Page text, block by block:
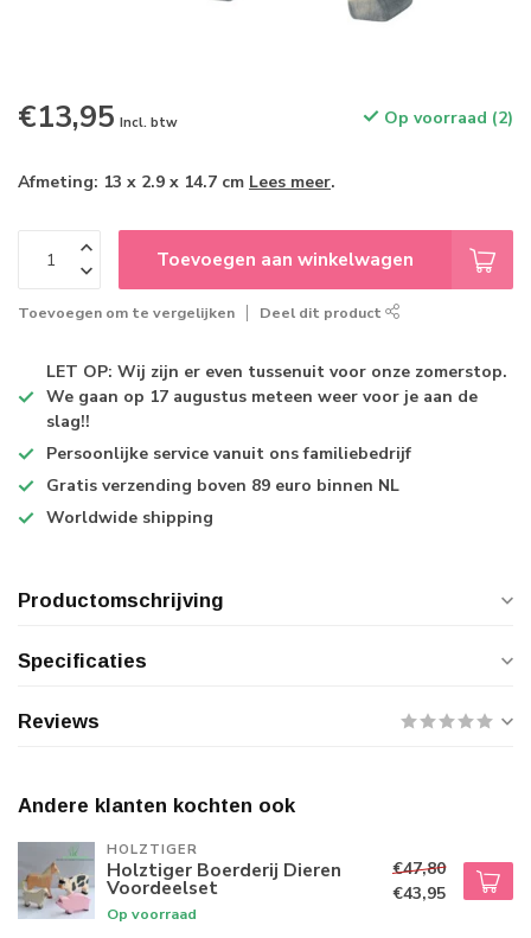
€13,95 Incl. btw Op voorraad (2)
Afmeting: 13 x 2.9 x 14.7 cm Lees meer.
Toevoegen aan winkelwagen
Toevoegen om te vergelijken Deel dit product
LET OP: Wij zijn er even tussenuit voor onze zomerstop.
We gaan op 17 augustus meteen weer voor je aan de
slag!!
Persoonlijke service vanuit ons familiebedrijf
Gratis verzending boven 89 euro binnen NL
Worldwide shipping
Productomschrijving
Specificaties
Reviews
Andere klanten kochten ook
HOLZTIGER
Holztiger Boerderij Dieren
Voordeelset
Op voorraad
€47,80
€43,95